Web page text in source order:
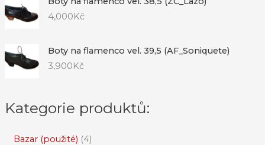
4,000Kč
Boty na flamenco vel. 39,5 (AF_Soniquete)
3,900Kč
Kategorie produktů:
Bazar (použité) 4